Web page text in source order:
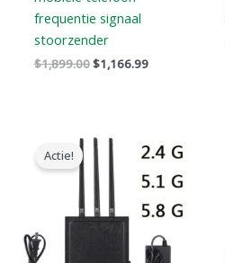
frequentie signaal
stoorzender
$1,899.00$1,166.99
Actie!
prijs
was:
$1,479.00.
prijs
is:
$839.88.